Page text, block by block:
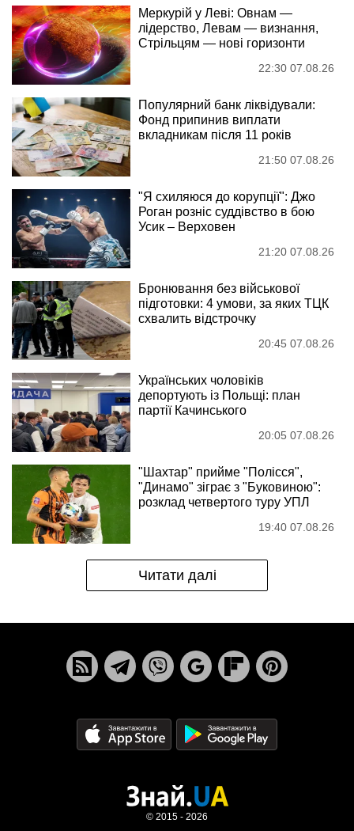
Меркурій у Леві: Овнам —
лідерство, Левам — визнання,
Стрільцям — нові горизонти
22:30 07.08.26
Популярний банк ліквідували:
Фонд припинив виплати
вкладникам після 11 років
21:50 07.08.26
"Я схиляюся до корупції": Джо
Роган розніс суддівство в бою
Усик – Верховен
21:20 07.08.26
Бронювання без військової
підготовки: 4 умови, за яких ТЦК
схвалить відстрочку
20:45 07.08.26
Українських чоловіків
депортують із Польщі: план
партії Качинського
20:05 07.08.26
"Шахтар" прийме "Полісся",
"Динамо" зіграє з "Буковиною":
розклад четвертого туру УПЛ
19:40 07.08.26
Читати далі
© 2015 - 2026